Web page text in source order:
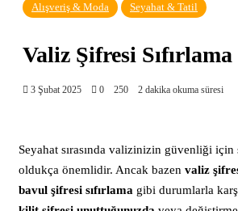
Alışveriş & Moda Seyahat & Tatil
Valiz Şifresi Sıfırlama
3 Şubat 2025 0 250 2 dakika okuma süresi
Seyahat sırasında valizinizin güvenliği
oldukça önemlidir. Ancak bazen valiz
bavul şifresi sıfırlama gibi durumlarla